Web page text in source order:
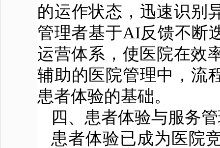
的运作状态，迅速识别
管理者基于AI反馈不断
运营体系，使医院在效
辅助的医院管理中，流
患者体验的基础。
四、患者体验与服务
患者体验已成为医院